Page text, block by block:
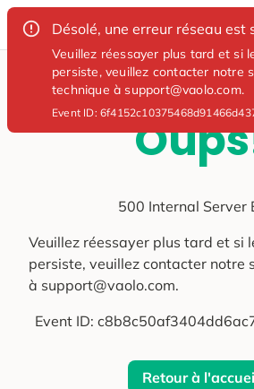
Désolé, une erreur réseau est
Veuillez réessayer plus tard et si
persiste, veuillez contacter notre
technique à support@vaolo.com.
Event ID:
500 Internal Server
Veuillez réessayer plus tard et si
persiste, veuillez contacter notre
à support@vaolo.com.
Event ID:
Retour à